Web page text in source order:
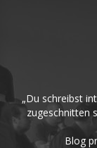
„Du schreibst
zugeschnitten
Blog